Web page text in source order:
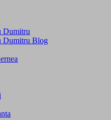
Dumitru
Dumitru Blog